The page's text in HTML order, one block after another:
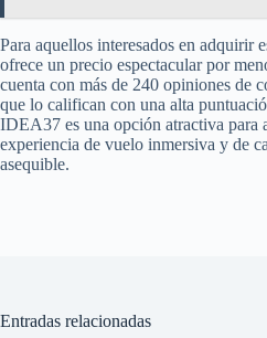
Para aquellos interesados en adquirir
ofrece un precio espectacular por
cuenta con más de 240 opiniones de
que lo califican con una alta
IDEA37 es una opción atractiva para
experiencia de vuelo inmersiva y de
asequible.
Entradas relacionadas